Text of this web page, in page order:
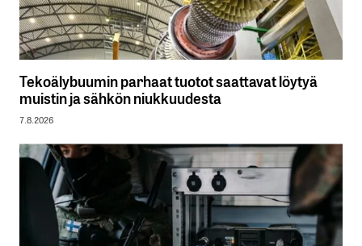
Tekoälybuumin parhaat tuotot saattavat löytyä
muistin ja sähkön niukkuudesta
7.8.2026